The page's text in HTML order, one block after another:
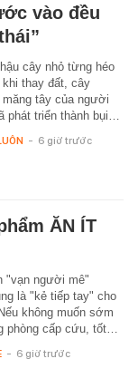
vào đều
cây nhỏ từng héo
khi thay đất, cây
tây của người
phát triển thành bụi…
- 6 giờ trước
ĂN ÍT
"vạn người mê"
là "kẻ tiếp tay" cho
không muốn sớm
phòng cấp cứu, tốt…
- 6 giờ trước